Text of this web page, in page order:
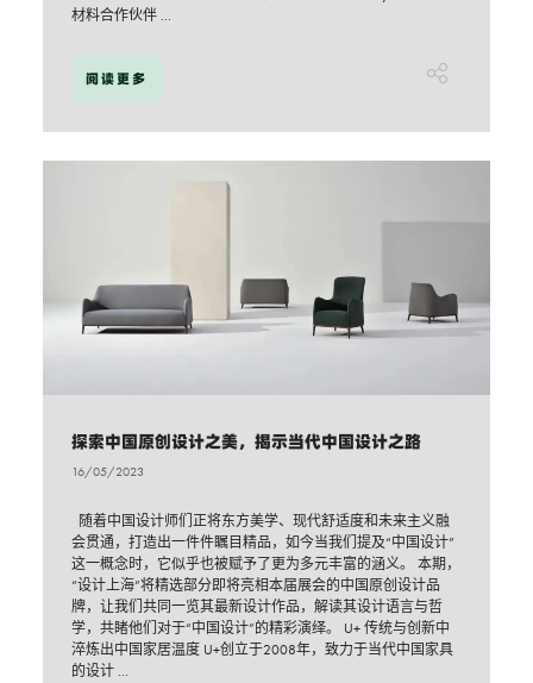
材料合作伙伴 ...
阅读更多
探索中国原创设计之美，揭示当代中国设计之路
16/05/2023
随着中国设计师们正将东方美学、现代舒适度和未来主义融
会贯通，打造出一件件瞩目精品，如今当我们提及“中国设计”
这一概念时，它似乎也被赋予了更为多元丰富的涵义。 本期，
“设计上海”将精选部分即将亮相本届展会的中国原创设计品
牌，让我们共同一览其最新设计作品，解读其设计语言与哲
学，共睹他们对于“中国设计”的精彩演绎。 U+ 传统与创新中
淬炼出中国家居温度 U+创立于2008年，致力于当代中国家具
的设计 ...